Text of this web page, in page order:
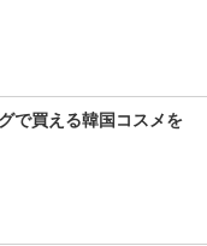
で買える韓国コスメを